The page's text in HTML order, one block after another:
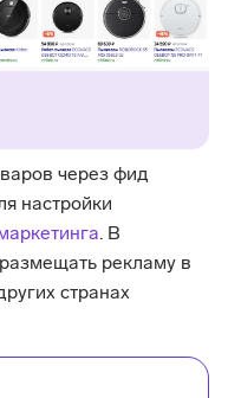
через фид
настройки
. В
рекламу в
странах